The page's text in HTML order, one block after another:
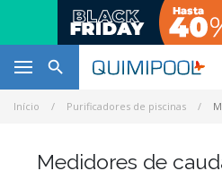

Início Purificadores de piscinas
Medidores de